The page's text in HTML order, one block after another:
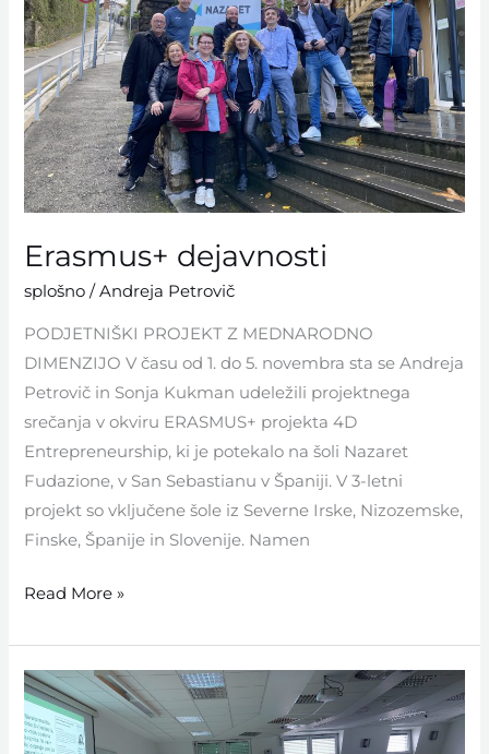
Erasmus+ dejavnosti
splošno /Andreja Petrovič
PODJETNIŠKI PROJEKT Z MEDNARODNO
DIMENZIJO V času od 1. do 5. novembra sta se Andreja
Petrovič in Sonja Kukman udeležili projektnega
srečanja v okviru ERASMUS+ projekta 4D
Entrepreneurship, ki je potekalo na šoli Nazaret
Fudazione, v San Sebastianu v Španiji. V 3-letni
projekt so vključene šole iz Severne Irske, Nizozemske,
Finske, Španije in Slovenije. Namen
Read More »
Minutni
sestanki
z